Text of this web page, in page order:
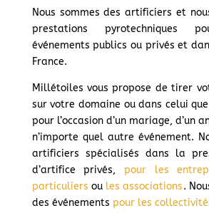
Nous sommes des artificiers et
prestations pyrotechniques
événements publics ou privés et
France.
Millétoiles vous propose de tirer
sur votre domaine ou dans celui
pour l’occasion d’un mariage, d’un
n’importe quel autre événement.
artificiers spécialisés dans la
d’artifice privés, pour les
particuliers ou les associations.
des événements pour les